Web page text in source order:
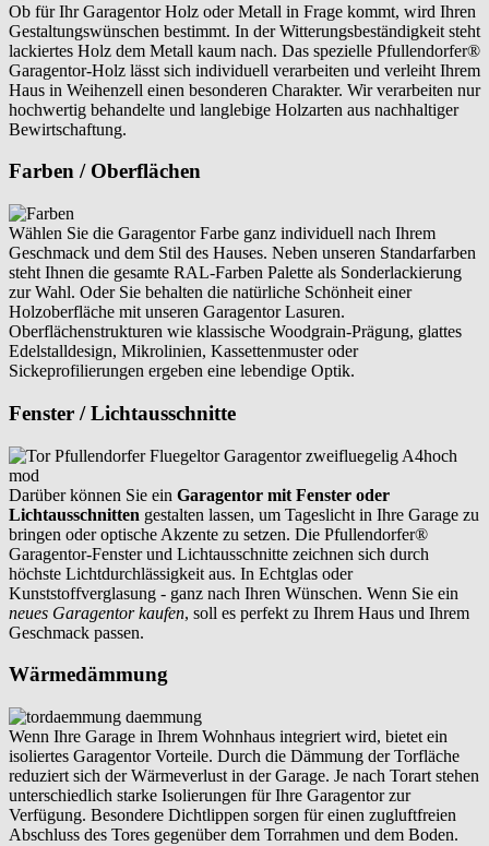
Ob für Ihr Garagentor Holz oder Metall in Frage kommt, wird Ihren
Gestaltungswünschen bestimmt. In der Witterungsbeständigkeit steht
lackiertes Holz dem Metall kaum nach. Das spezielle Pfullendorfer®
Garagentor-Holz lässt sich individuell verarbeiten und verleiht Ihrem
Haus in Weihenzell einen besonderen Charakter. Wir verarbeiten nur
hochwertig behandelte und langlebige Holzarten aus nachhaltiger
Bewirtschaftung.
Farben / Oberflächen
Wählen Sie die Garagentor Farbe ganz individuell nach Ihrem
Geschmack und dem Stil des Hauses. Neben unseren Standarfarben
steht Ihnen die gesamte RAL-Farben Palette als Sonderlackierung
zur Wahl. Oder Sie behalten die natürliche Schönheit einer
Holzoberfläche mit unseren Garagentor Lasuren.
Oberflächenstrukturen wie klassische Woodgrain-Prägung, glattes
Edelstalldesign, Mikrolinien, Kassettenmuster oder
Sickeprofilierungen ergeben eine lebendige Optik.
Fenster / Lichtausschnitte
Darüber können Sie ein Garagentor mit Fenster oder
Lichtausschnitten gestalten lassen, um Tageslicht in Ihre Garage zu
bringen oder optische Akzente zu setzen. Die Pfullendorfer®
Garagentor-Fenster und Lichtausschnitte zeichnen sich durch
höchste Lichtdurchlässigkeit aus. In Echtglas oder
Kunststoffverglasung - ganz nach Ihren Wünschen. Wenn Sie ein
neues Garagentor kaufen, soll es perfekt zu Ihrem Haus und Ihrem
Geschmack passen.
Wärmedämmung
Wenn Ihre Garage in Ihrem Wohnhaus integriert wird, bietet ein
isoliertes Garagentor Vorteile. Durch die Dämmung der Torfläche
reduziert sich der Wärmeverlust in der Garage. Je nach Torart stehen
unterschiedlich starke Isolierungen für Ihre Garagentor zur
Verfügung. Besondere Dichtlippen sorgen für einen zugluftfreien
Abschluss des Tores gegenüber dem Torrahmen und dem Boden.